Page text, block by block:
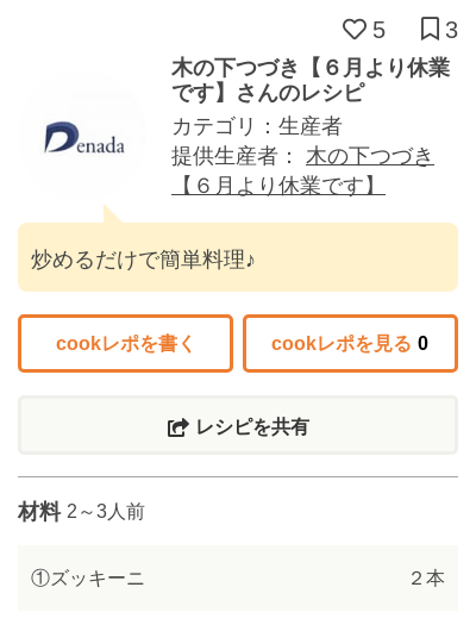
5 3
木の下つづき【６月より休業
です】さんのレシピ
カテゴリ：生産者
提供生産者： 木の下つづき
【６月より休業です】
炒めるだけで簡単料理♪
cookレポを書く cookレポを見る 0
レシピを共有
材料 2～3人前
①ズッキーニ ２本